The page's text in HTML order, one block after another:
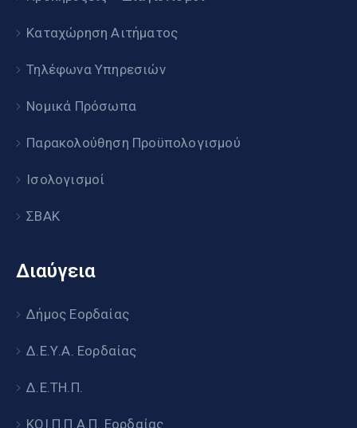
Καταχώρηση Αιτήματος
Τηλέφωνα Υπηρεσιών
Νομικά Πρόσωπα
Παρακολούθηση Προϋπολογισμού
Ισολογισμοί
ΣΒΑΚ
Διαύγεια
Δήμος Εορδαίας
Δ.Ε.Υ.Α. Εορδαίας
Δ.Ε.ΤΗ.Π.
ΚΟΙ.Π.Π.Α.Π. Εορδαίας